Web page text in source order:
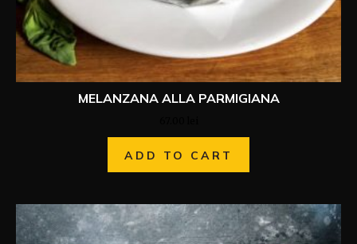
MELANZANA ALLA PARMIGIANA
ADD TO CART